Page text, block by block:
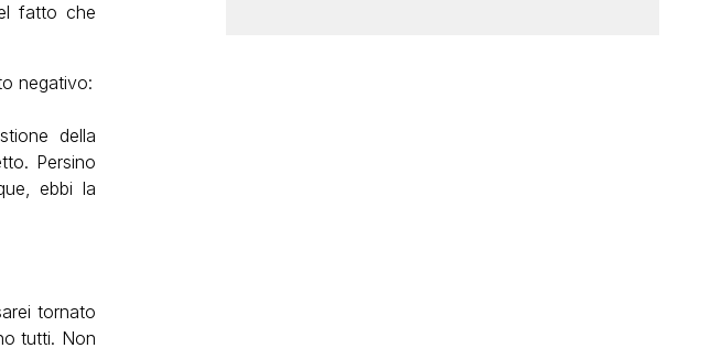
fatto che
negativo:
della
Persino
ebbi la
tornato
tutti. Non